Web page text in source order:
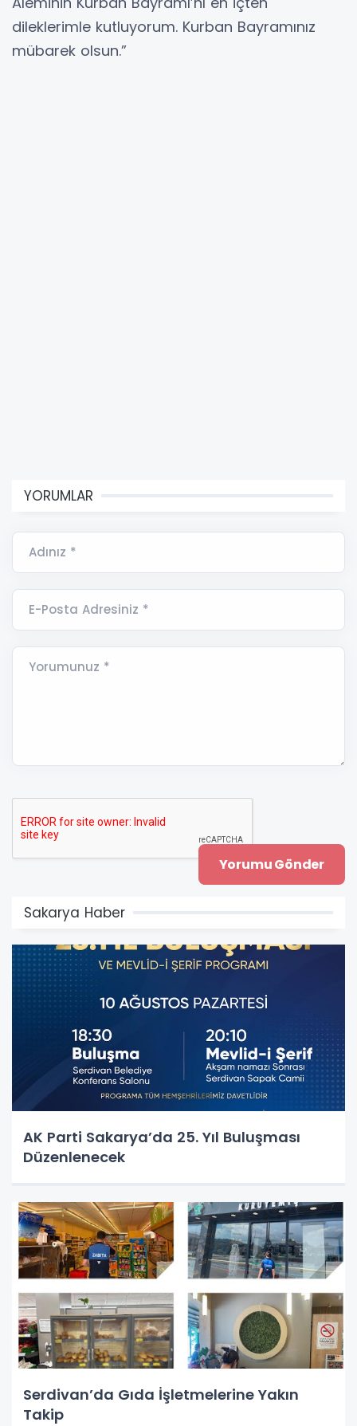
dileklerimle kutluyorum. Kurban Bayramınız
mübarek olsun.”
YORUMLAR
Adınız *
E-Posta Adresiniz *
Yorumunuz *
Sakarya Haber
AK Parti Sakarya’da 25. Yıl Buluşması
Düzenlenecek
Serdivan’da Gıda İşletmelerine Yakın
Takip